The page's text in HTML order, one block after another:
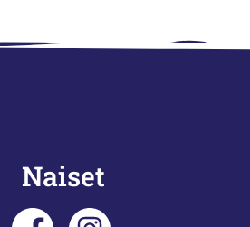
Naiset